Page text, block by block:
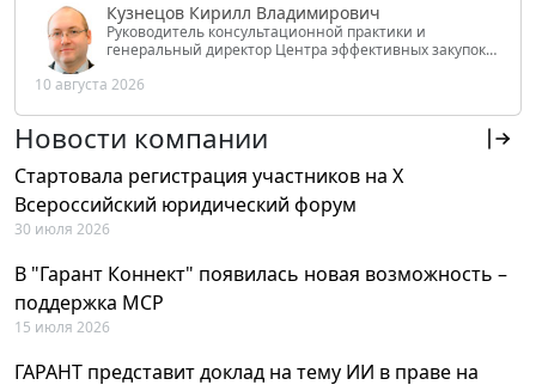
Кузнецов Кирилл Владимирович
Руководитель консультационной практики и
генеральный директор Центра эффективных закупок
РФ
10 августа 2026
Новости компании
Стартовала регистрация участников на X
Всероссийский юридический форум
30 июля 2026
В "Гарант Коннект" появилась новая возможность –
поддержка MCP
15 июля 2026
ГАРАНТ представит доклад на тему ИИ в праве на